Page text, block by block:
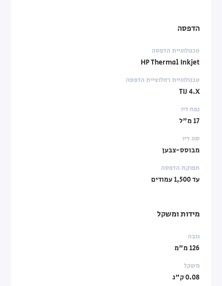
הדפסה
טכנולוגיית הדפסה
HP Thermal Inkjet
טכנולוגיית רזולוציית הדפסה
TIJ 4.X
נפח דיו
17 מ"ל
סוג דיו
מבוסס-צבען
תפוקת הדפסה
עד 1,500 עמודים
מידות ומשקל
גובה
126 מ"מ
משקל
0.08 ק"ג